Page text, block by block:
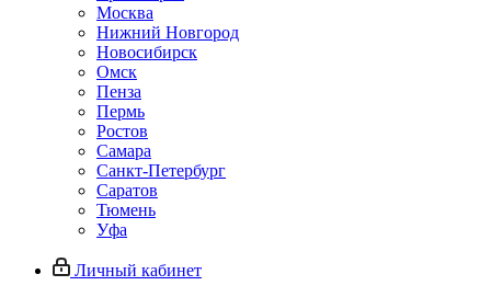
Москва
Нижний Новгород
Новосибирск
Омск
Пенза
Пермь
Ростов
Самара
Санкт-Петербург
Саратов
Тюмень
Уфа
Личный кабинет